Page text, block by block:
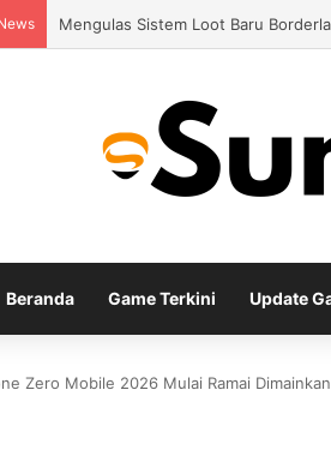
Fitur Gameplay Baru EA Sports FC
Beranda Game Terkini Update
Zero Mobile 2026 Mulai Ramai